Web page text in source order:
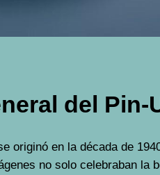
del Pin-
originó en la década de
no solo celebraban la